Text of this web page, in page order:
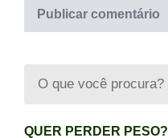
QUER PERDER PESO?